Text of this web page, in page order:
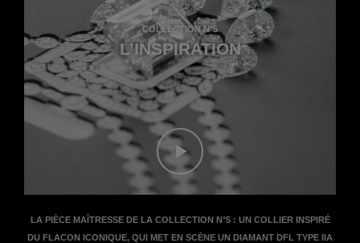
COLLECTION N°5
L’INSPIRATION
Regarder le film - Le film sur la
LA PIÈCE MAÎTRESSE DE LA COLLECTION N°5 : UN COLLIER INSPIRÉ
DU FLACON ICONIQUE, QUI MET EN SCÈNE UN DIAMANT DFL TYPE IIA